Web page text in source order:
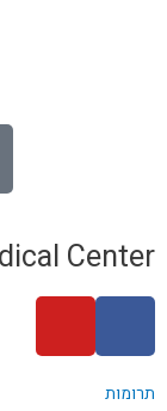
Center
תרומות